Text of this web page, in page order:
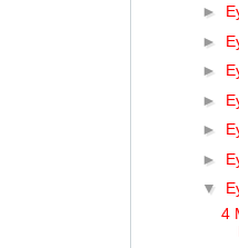
►
►
►
►
►
►
▼
4